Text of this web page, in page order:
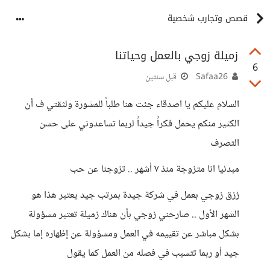
قصص وتجارب شخصية
6
زميلة زوجي بالعمل وحياتنا
قبل سنتين
السلام عليكم يا اصدقاء جئت هنا طلباً للمشورة ولثقتي ف أن
الكثير منكم يحمل فكراً جيداً لربما تساعدوني على حسن
التصرف
مبدئيا انا متزوجة منذ ٧ أشهر .. تزوجنا عن حب
رُزق زوجي بعمل في شركة جيدة بمرتب جيد يعتبر هذا هو
الشهر الأول .. صارحني زوجي بأن هناك زميلة تعتبر مسؤولة
بشكل مباشر عن تقييمه في العمل ومسؤولة عن إظهاره إما بشكل
جيد أو ربما تتسبب في فصله من العمل كما يقول